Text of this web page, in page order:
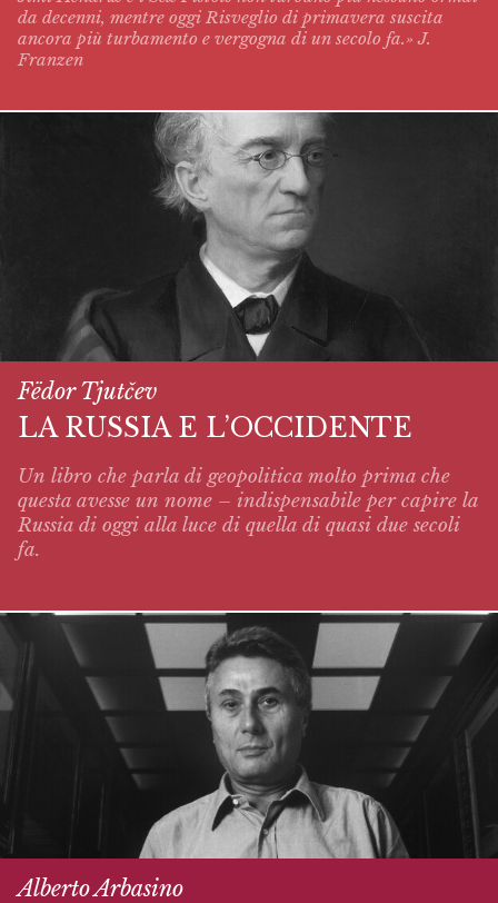
da decenni, mentre oggi Risveglio di primavera suscita
ancora più turbamento e vergogna di un secolo fa.» J.
Franzen
Fëdor Tjutčev
LA RUSSIA E L’OCCIDENTE
Un libro che parla di geopolitica molto prima che
questa avesse un nome – indispensabile per capire la
Russia di oggi alla luce di quella di quasi due secoli
fa.
Alberto Arbasino